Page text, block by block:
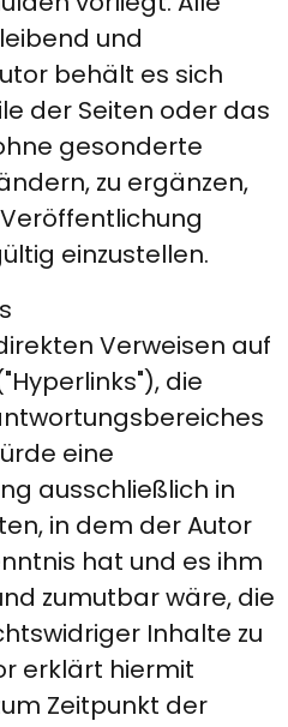
und
behält es sich
der Seiten oder das
gesonderte
zu ergänzen,
einzustellen.
Verweisen auf
die
eine
ausschließlich in
in dem der Autor
hat und es ihm
zumutbar wäre, die
Inhalte zu
erklärt hiermit
Zeitpunkt der